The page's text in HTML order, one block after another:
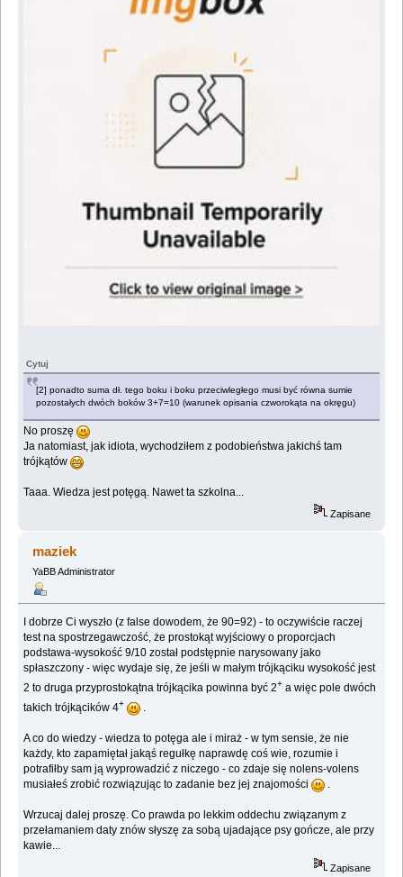
Cytuj
[2] ponadto suma dł. tego boku i boku przeciwległego musi być równa sumie
pozostałych dwóch boków 3+7=10 (warunek opisania czworokąta na okręgu)
No proszę
Ja natomiast, jak idiota, wychodziłem z podobieństwa jakichś tam
trójkątów
Taaa. Wiedza jest potęgą. Nawet ta szkolna...
Zapisane
maziek
YaBB Administrator
I dobrze Ci wyszło (z false dowodem, że 90=92) - to oczywiście raczej
test na spostrzegawczość, że prostokąt wyjściowy o proporcjach
podstawa-wysokość 9/10 został podstępnie narysowany jako
spłaszczony - więc wydaje się, że jeśli w małym trójkąciku wysokość jest
2 to druga przyprostokątna trójkącika powinna być 2+ a więc pole dwóch
takich trójkącików 4+ .
A co do wiedzy - wiedza to potęga ale i miraż - w tym sensie, że nie
każdy, kto zapamiętał jakąś regułkę naprawdę coś wie, rozumie i
potrafiłby sam ją wyprowadzić z niczego - co zdaje się nolens-volens
musiałeś zrobić rozwiązując to zadanie bez jej znajomości
.
Wrzucaj dalej proszę. Co prawda po lekkim oddechu związanym z
przełamaniem daty znów słyszę za sobą ujadające psy gończe, ale przy
kawie...
Zapisane